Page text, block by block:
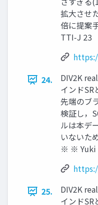
拡⼤させ
倍に提案
TTI-J 23
24.
DIV2K
インドSR
先端のブ
検証し，
ルは本デ
いないた
※ ※ Yuki
25.
DIV2K
インドSR